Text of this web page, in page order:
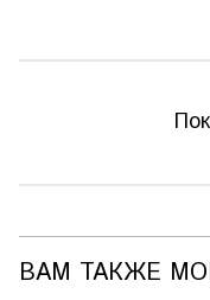
ВАМ ТАКЖЕ